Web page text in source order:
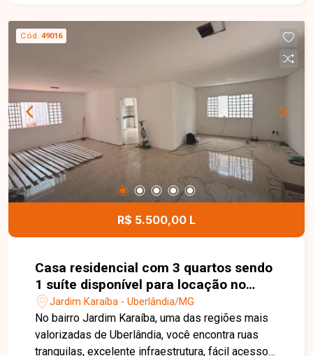
cozinha com armários, varanda com espaço para
churrasqueira, 2 vagas de garagem coberta e
de conhecer este imóvel completo e muito bem
localizado. Entre em contato e agende sua visita!
Cód. 49016
R$ 5.500,00 L
Casa residencial com 3 quartos sendo
1 suíte disponível para locação no
bairro Jardim Karaiba em Uberlândia-
MG
Jardim Karaíba - Uberlândia/MG
No bairro Jardim Karaíba, uma das regiões mais
valorizadas de Uberlândia, você encontra ruas
tranquilas, excelente infraestrutura, fácil acesso a